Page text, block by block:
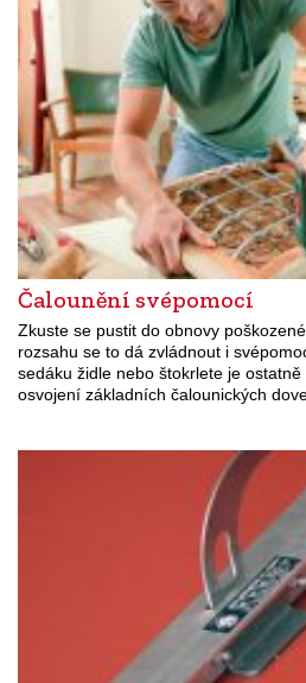
Čalounění svépomocí
Zkuste se pustit do obnovy
rozsahu se to dá zvládnout i
sedáku židle nebo štokrlete je
osvojení základních čalounických